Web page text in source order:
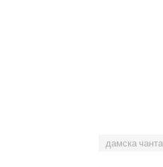
дамска чанта